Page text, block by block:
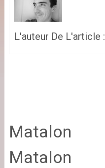
L'auteur De L'article :
Matalon
Matalon